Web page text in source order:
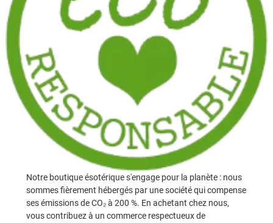
Notre boutique ésotérique s'engage pour la planète : nous
sommes fièrement hébergés par une société qui compense
ses émissions de CO₂ à 200 %. En achetant chez nous,
vous contribuez à un commerce respectueux de